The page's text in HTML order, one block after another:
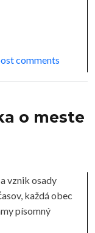
comments
o meste
vznik osady
každá obec
písomný